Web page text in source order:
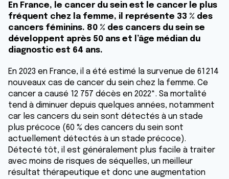
En France, le cancer du sein est le cancer le plus
fréquent chez la femme, il représente 33 % des
cancers féminins. 80 % des cancers du sein se
développent après 50 ans et l’âge médian du
diagnostic est 64 ans.
En 2023 en France, il a été estimé la survenue de 61 214
nouveaux cas de cancer du sein chez la femme. Ce
cancer a causé 12 757 décès en 2022*. Sa mortalité
tend à diminuer depuis quelques années, notamment
car les cancers du sein sont détectés à un stade
plus précoce (60 % des cancers du sein sont
actuellement détectés à un stade précoce).
Détecté tôt, il est généralement plus facile à traiter
avec moins de risques de séquelles, un meilleur
résultat thérapeutique et donc une augmentation